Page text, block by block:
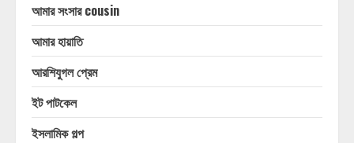
আমার সংসার cousin
আমার হায়াতি
আরশিযুগল প্রেম
ইট পাটকেল
ইসলামিক গল্প